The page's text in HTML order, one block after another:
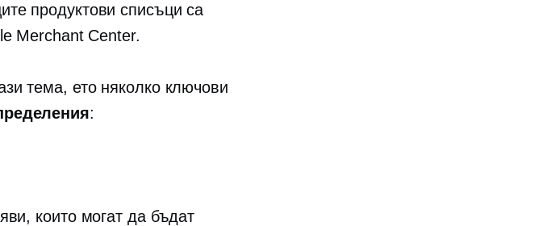
продуктови списъци са
Merchant Center.
тема, ето няколко ключови
:
които могат да бъдат